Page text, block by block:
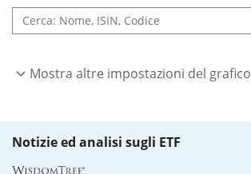
Mostra altre impostazioni del grafico
Notizie ed analisi sugli ETF